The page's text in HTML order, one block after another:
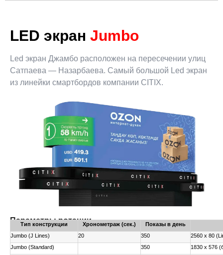
LED экран Jumbo
Led экран Джамбо расположен на пересечении улиц
Сатпаева — Назарбаева. Самый большой Led экран
из линейки смартбордов компании CITIX.
Параметры ротации
Тип конструкции Хронометраж (сек.)
Показы в день
Jumbo (J Lines)
20 350
2560 х 80
Jumbo (Staлdard)
350
1830 х 576